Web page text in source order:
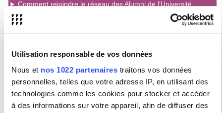
Utilisation responsable de vos données
Nous et nos 1022 partenaires traitons vos données
personnelles, telles que votre adresse IP, en utilisant des
technologies comme les cookies pour stocker et accéder
à des informations sur votre appareil, afin de diffuser des
Comment rejoindre le réseau des Alumni de l’Université
Nouvelle ?
Comment exercer mes droits concernant les données
personnelles que je confie au réseau alumni ?
Comment dois-je communiquer sur mon diplôme sur les
réseaux ou auprès de mon employeur ?